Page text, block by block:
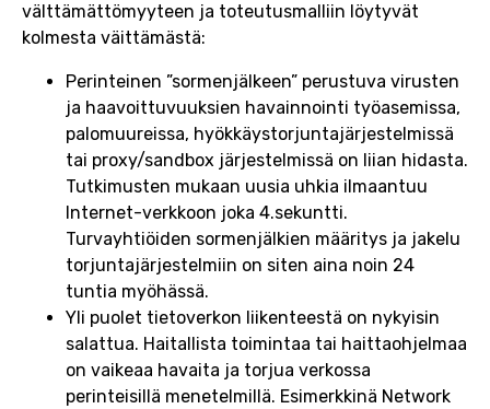
välttämättömyyteen ja toteutusmalliin löytyvät
kolmesta väittämästä:
Perinteinen ”sormenjälkeen” perustuva virusten
ja haavoittuvuuksien havainnointi työasemissa,
palomuureissa, hyökkäystorjuntajärjestelmissä
tai proxy/sandbox järjestelmissä on liian hidasta.
Tutkimusten mukaan uusia uhkia ilmaantuu
Internet-verkkoon joka 4.sekuntti.
Turvayhtiöiden sormenjälkien määritys ja jakelu
torjuntajärjestelmiin on siten aina noin 24
tuntia myöhässä.
Yli puolet tietoverkon liikenteestä on nykyisin
salattua. Haitallista toimintaa tai haittaohjelmaa
on vaikeaa havaita ja torjua verkossa
perinteisillä menetelmillä. Esimerkkinä Network